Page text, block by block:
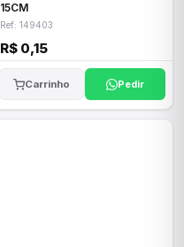
15CM
Ref: 149403
R$ 0,15
Carrinho Pedir